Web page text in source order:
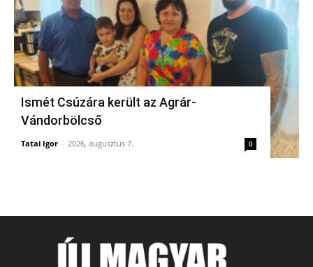
Ismét Csúzára került az Agrár-
Vándorbölcső
Tatai Igor - 2026, augusztus 7. 0